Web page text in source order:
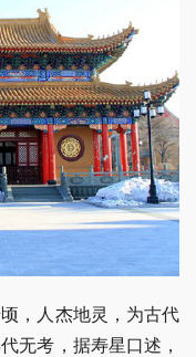
，人杰地灵，为古代
无考，据寿星口述，